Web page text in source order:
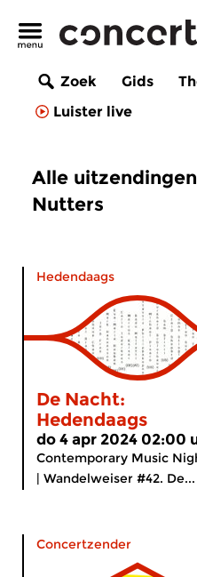
Zoek Gids
Luister live
Alle
Nutters
Hedendaags
De Nacht:
Hedendaags
do 4 apr 2024 02:00
Contemporary Music
| Wandelweiser #42. De...
Concertzender